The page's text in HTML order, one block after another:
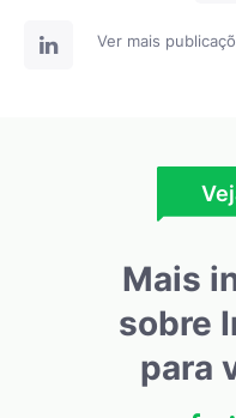
Ver mais
Mais
sobre
para